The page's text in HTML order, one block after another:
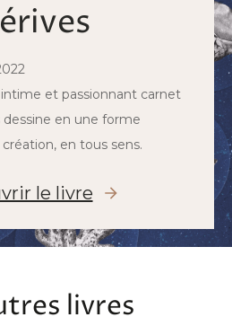
et passionnant carnet
dessine en une forme
en tous sens.
le livre
livres